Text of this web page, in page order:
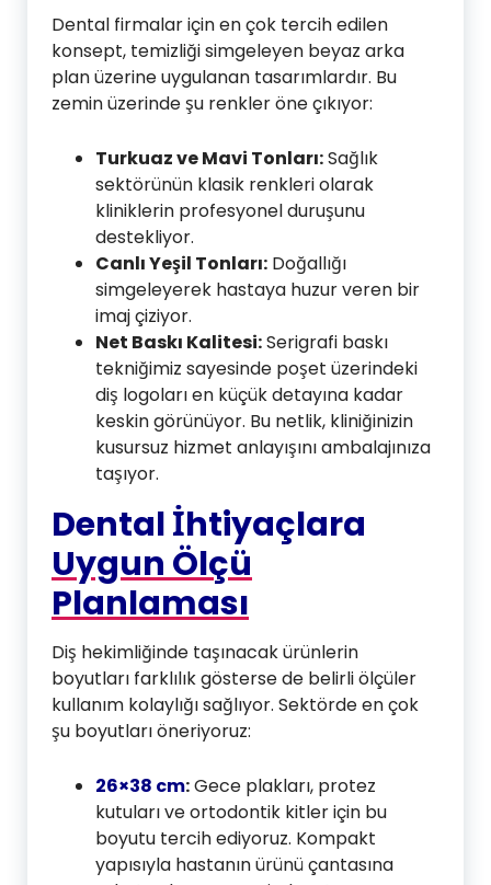
Dental firmalar için en çok tercih edilen
konsept, temizliği simgeleyen beyaz arka
plan üzerine uygulanan tasarımlardır. Bu
zemin üzerinde şu renkler öne çıkıyor:
Turkuaz ve Mavi Tonları:Sağlık
sektörünün klasik renkleri olarak
kliniklerin profesyonel duruşunu
destekliyor.
Canlı Yeşil Tonları: Doğallığı
simgeleyerek hastaya huzur veren bir
imaj çiziyor.
Net Baskı Kalitesi:Serigrafi baskı
tekniğimiz sayesinde poşet üzerindeki
diş logoları en küçük detayına kadar
keskin görünüyor. Bu netlik, kliniğinizin
kusursuz hizmet anlayışını ambalajınıza
taşıyor.
Dental İhtiyaçlara
Uygun Ölçü
Planlaması
Diş hekimliğinde taşınacak ürünlerin
boyutları farklılık gösterse de belirli ölçüler
kullanım kolaylığı sağlıyor. Sektörde en çok
şu boyutları öneriyoruz:
26×38 cm:Gece plakları, protez
kutuları ve ortodontik kitler için bu
boyutu tercih ediyoruz. Kompakt
yapısıyla hastanın ürünü çantasına